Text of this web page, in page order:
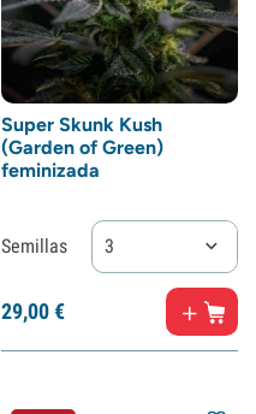
Super Skunk Kush
(Garden of Green)
feminizada
Semillas 3
29,00€